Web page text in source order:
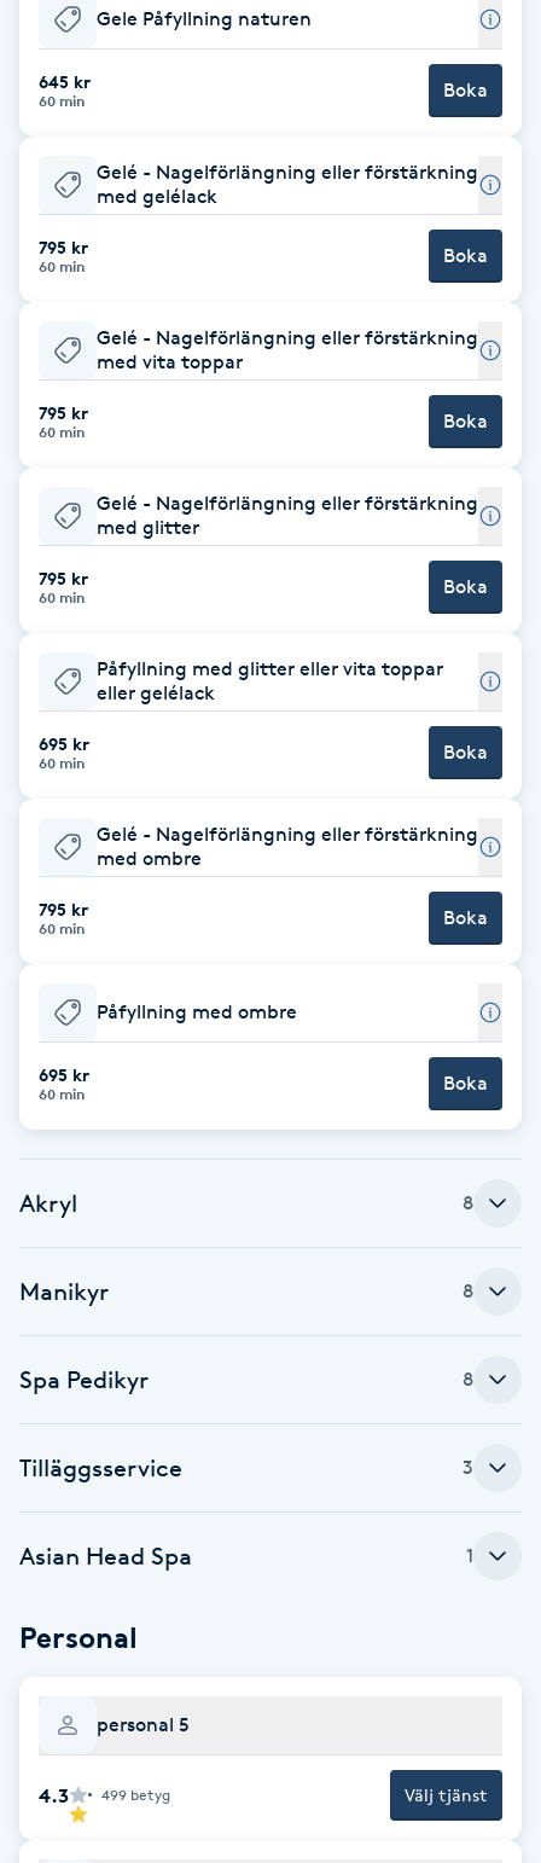
Babylights
Balayage
Bambumassage
Barber
Barnklippning
BIAB
Bottenfärg
Brynformning
Brynplockning
Bröllopsuppsättning
Celluliter
Coachning
Color correction
Cryoterapi
D
Dermapen
Extensions
Extensions borttagning
Face framing
Faceliftmassage
Fet hårbotten
Gele Påfyllning naturen
645 kr
60 min Boka
Gelé - Nagelförlängning eller förstärkning
med gelélack
795 kr
60 min Boka
Gelé - Nagelförlängning eller förstärkning
med vita toppar
795 kr
60 min Boka
Gelé - Nagelförlängning eller förstärkning
med glitter
795 kr
60 min Boka
Påfyllning med glitter eller vita toppar
eller gelélack
695 kr
60 min Boka
Gelé - Nagelförlängning eller förstärkning
med ombre
795 kr
60 min Boka
Påfyllning med ombre
695 kr
60 min Boka
Akryl 8
Manikyr 8
Spa Pedikyr 8
Tilläggsservice 3
Asian Head Spa 1
Personal
personal 5
4.3 499 betyg Välj tjänst